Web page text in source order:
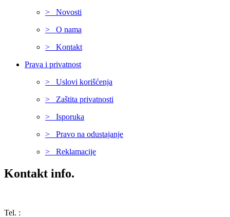
> Novosti
> O nama
> Kontakt
Prava i privatnost
> Uslovi korišćenja
> Zaštita privatnosti
> Isporuka
> Pravo na odustajanje
> Reklamacije
Kontakt info.
Tel. :